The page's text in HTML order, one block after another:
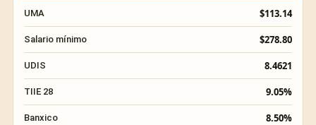
UMA $113.14
Salario mínimo $278.80
UDIS 8.4621
TIIE 28 9.05%
Banxico 8.50%